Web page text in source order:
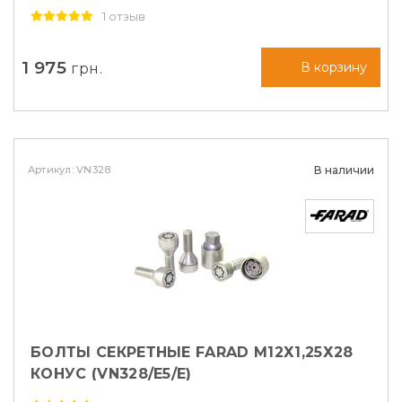
1 отзыв
1 975 грн. В корзину
Артикул: VN328 В наличии
БОЛТЫ СЕКРЕТНЫЕ FARAD М12Х1,25Х28
КОНУС (VN328/E5/E)